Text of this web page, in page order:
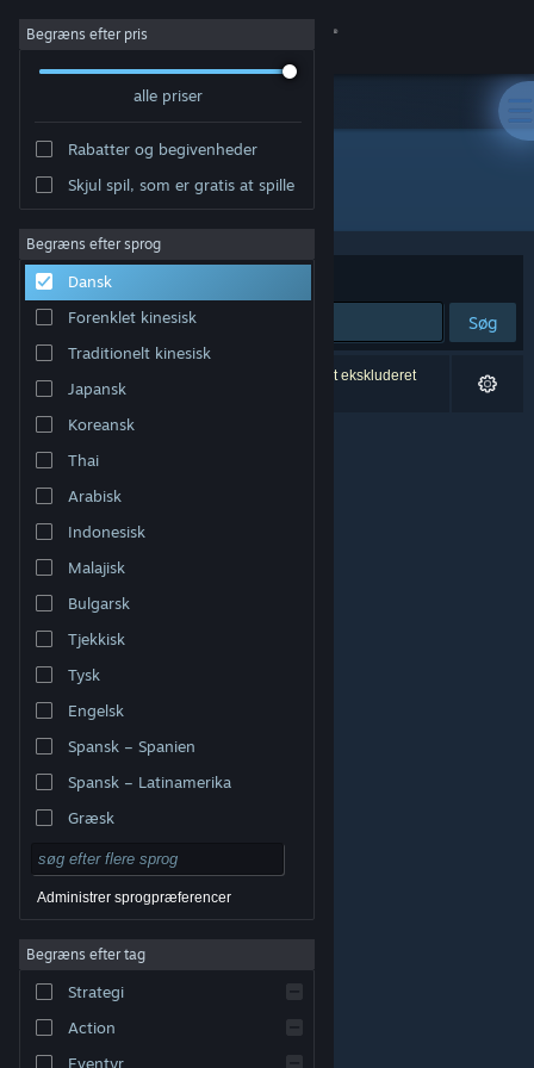
Log på
Om
Support
Skift sprog
Hent Steam-mobilappen
Vis desktop-webside
varemærker tilhører deres respektive indehavere i USA
Tilgængelighed
Refunderinger|
Begræns efter pris
alle priser
Rabatter og begivenheder
Skjul spil, som er gratis at spille
Begræns efter sprog
Dansk
Forenklet kinesisk
Traditionelt kinesisk
Japansk
Koreansk
Thai
Arabisk
Indonesisk
Malajisk
Bulgarsk
Tjekkisk
Tysk
Engelsk
Spansk – Spanien
Spansk – Latinamerika
Græsk
Administrer sprogpræferencer
Begræns efter tag
Strategi
Action
Eventyr
Udvikler: Canalside Studios
Sorter efter Relevans
Søg
0 resultater matcher din søgning. 9 titler er blevet ekskluderet
baseret på dine præferencer.